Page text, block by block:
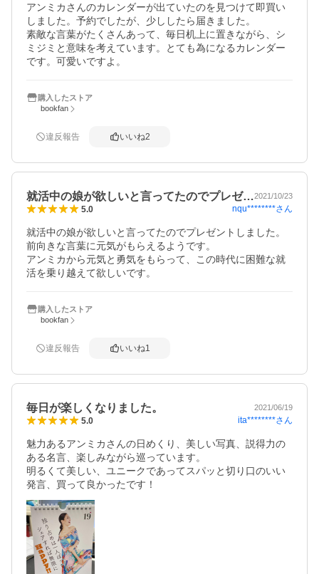
アンミカさんのカレンダーが出ていたのを見つけて即買い
しました。予約でしたが、少ししたら届きました。
素敵な言葉がたくさんあって、毎日机上に置きながら、シ
ミジミと意味を考えています。とても為になるカレンダー
です。可愛いですよ。
購入したストア
bookfan
違反報告 いいね2
就活中の娘が欲しいと言ってたのでプレゼ…2021/10/23
5.0 nqu********さん
就活中の娘が欲しいと言ってたのでプレゼントしました。
前向きな言葉に元気がもらえるようです。
アンミカから元気と勇気をもらって、この時代に困難な就
活を乗り越えて欲しいです。
購入したストア
bookfan
違反報告 いいね1
毎日が楽しくなりました。 2021/06/19
5.0 ita********さん
魅力あるアンミカさんの日めくり、美しい写真、説得力の
ある名言、楽しみながら巡っています。
明るくて美しい、ユニークであってスパッと切り口のいい
発言、買って良かったです！